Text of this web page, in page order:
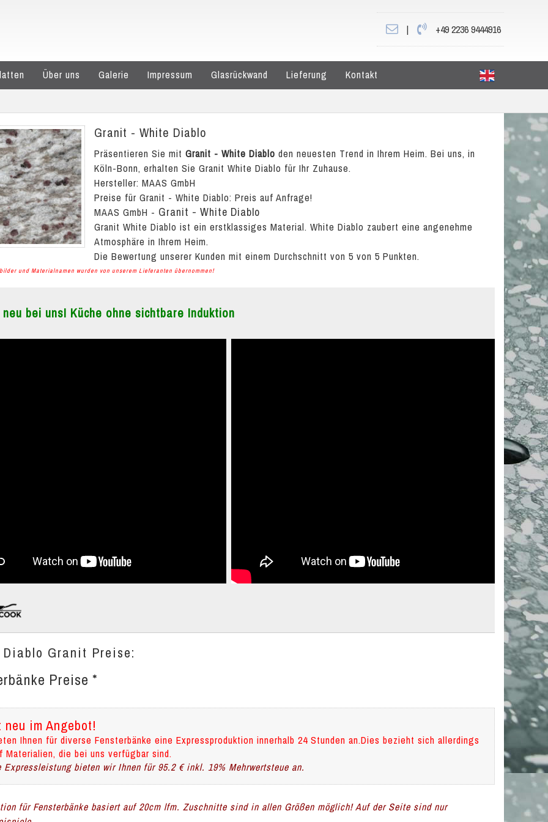
| +49 2236 9444916
Über uns Galerie Impressum Glasrückwand Lieferung Kontakt
Granit - White Diablo
Präsentieren Sie mit Granit - White Diablo den neuesten Trend in Ihrem Heim. Bei uns, in
Köln-Bonn, erhalten Sie Granit White Diablo für Ihr Zuhause.
Hersteller: MAAS GmbH
Preise für Granit - White Diablo: Preis auf Anfrage!
MAAS GmbH - Granit - White Diablo
Granit White Diablo ist ein erstklassiges Material. White Diablo zaubert eine angenehme
Atmosphäre in Ihrem Heim.
Die Bewertung unserer Kunden mit einem Durchschnitt von 5 von 5 Punkten.
und Materialnamen wurden von unserem Lieferanten übernommen!
bei uns! Küche ohne sichtbare Induktion
Granit Preise:
Preise *
im Angebot!
Ihnen für diverse Fensterbänke eine Expressproduktion innerhalb 24 Stunden an.Dies bezieht sich allerdings
Materialien, die bei uns verfügbar sind.
Expressleistung bieten wir Ihnen für 95.2 € inkl. 19% Mehrwertsteue an.
für Fensterbänke basiert auf 20cm lfm. Zuschnitte sind in allen Größen möglich! Auf der Seite sind nur